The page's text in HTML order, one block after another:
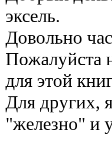
эксель.
Довольно
Пожалуйста
для этой
Для других,
"железно" и